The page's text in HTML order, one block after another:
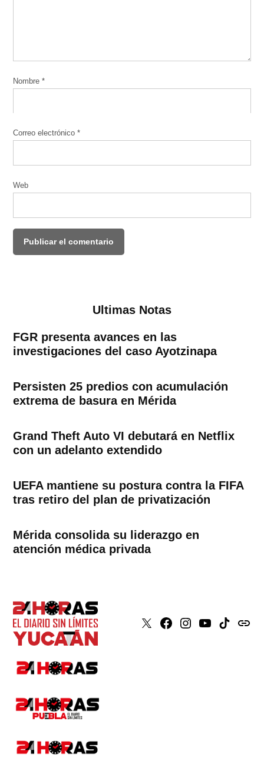
Nombre*
Correo electrónico*
Web
Ultimas Notas
FGR presenta avances en las
investigaciones del caso Ayotzinapa
Persisten 25 predios con acumulación
extrema de basura en Mérida
Grand Theft Auto VI debutará en Netflix
con un adelanto extendido
UEFA mantiene su postura contra la FIFA
tras retiro del plan de privatización
Mérida consolida su liderazgo en
atención médica privada
X Faceboook
Instagram
YoutubeTiktokissuu